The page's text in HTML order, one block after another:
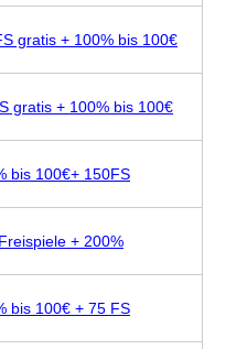
gratis + 100% bis 100€
gratis + 100% bis 100€
bis 100€+ 150FS
+ 200%
bis 100€ + 75 FS